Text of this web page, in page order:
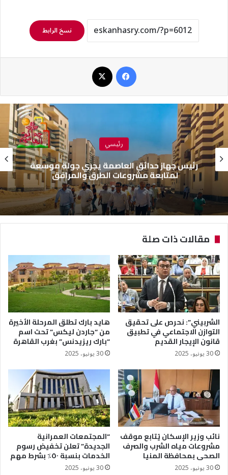
نسخ الرابط
رئيسي
رئيس جهاز حدائق العاصمة يجري جولة موسعة
لمتابعة مشروعات الطرق والمرافق
مقالات ذات صلة
الشربيني”: نحرص على تحقيق
التوازن الاجتماعي في تطبيق
قانون الإيجار القديم
30 يونيو، 2025
هايد بارك تطلق المرحلة الأخيرة
من “جاردن ليكس” تحت اسم
“بارك ريزيدنس” بغرب القاهرة
30 يونيو، 2025
نائب وزير الإسكان يُتابع موقف
مشروعات مياه الشرب والصرف
الصحى بمحافظة المنيا
30 يونيو، 2025
“المجتمعات العمرانية
الجديدة” تعلن تخفيض رسوم
الخدمات بنسبة ٥٠٪؜ بشرط مهم
30 يونيو، 2025